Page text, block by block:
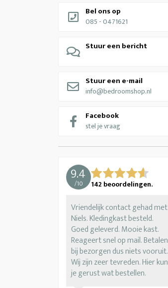
Bel ons op
085 - 0471621
Stuur een bericht
Stuur een e-mail
info@bedroomshop.nl
Facebook
stel je vraag
9.4
/10 142 beoordelingen.
Vriendelijk contact gehad met
Niels. Kledingkast besteld.
Goed geleverd. Mooie kast.
Reageert snel op mail. Betalen
bij bezorgen dus niets vooruit.
Wij zijn zeer tevreden. Hier kun
je gerust wat bestellen.